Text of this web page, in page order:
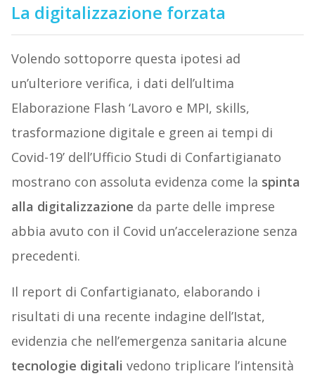
La digitalizzazione forzata
Volendo sottoporre questa ipotesi ad
un’ulteriore verifica, i dati dell’ultima
Elaborazione Flash ‘Lavoro e MPI, skills,
trasformazione digitale e green ai tempi di
Covid-19’ dell’Ufficio Studi di Confartigianato
mostrano con assoluta evidenza come la spinta
alla digitalizzazione da parte delle imprese
abbia avuto con il Covid un’accelerazione senza
precedenti.
Il report di Confartigianato, elaborando i
risultati di una recente indagine dell’Istat,
evidenzia che nell’emergenza sanitaria alcune
tecnologie digitali vedono triplicare l’intensità